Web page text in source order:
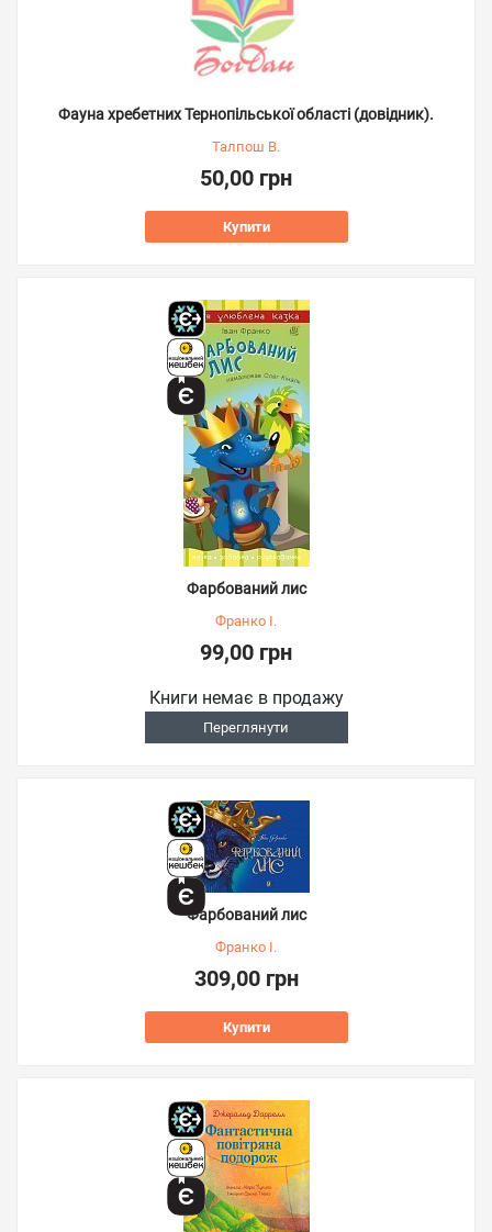
Фауна хребетних Тернопільської області (довідник).
Талпош В.
50,00 грн
Купити
Фарбований лис
Франко І.
99,00 грн
Книги немає в продажу
Переглянути
Фарбований лис
Франко І.
309,00 грн
Купити